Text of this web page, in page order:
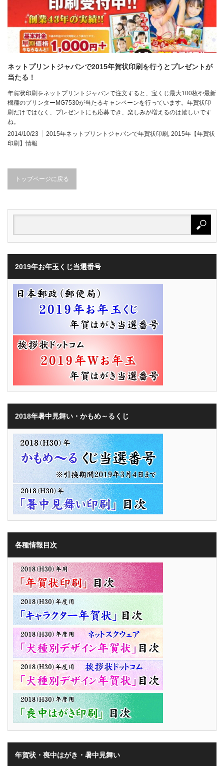
ネットプリントジャパンで2015年賀状印刷を行うとプレゼントが
当たる！
年賀状印刷をネットプリントジャパンで注文すると、宝くじ最大100枚や最新
機種のプリンターMG7530が当たるキャンペーンを行っています。年賀状印
刷だけではなく、プレゼントにも応募でき、楽しみが増えるのは嬉しいです
ね。
2014/10/23
2015年ネットプリントジャパンで年賀状印刷 , 2015年【年賀状
印刷】情報
トップページに戻る
2019年お年玉くじ当選番号
2018年暑中見舞い・かもめ～るくじ
各種情報目次
年賀状・喪中はがき・暑中見舞い